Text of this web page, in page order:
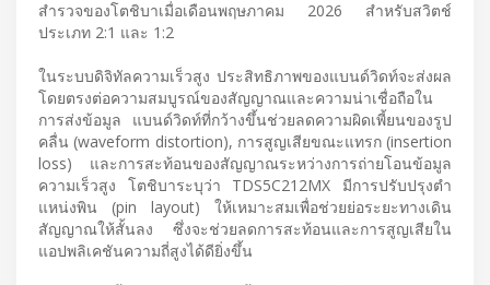
สำรวจของโตชิบาเมื่อเดือนพฤษภาคม 2026 สำหรับสวิตช์
ประเภท 2:1 และ 1:2
ในระบบดิจิทัลความเร็วสูง ประสิทธิภาพของแบนด์วิดท์จะส่งผล
โดยตรงต่อความสมบูรณ์ของสัญญาณและความน่าเชื่อถือใน
การส่งข้อมูล แบนด์วิดท์ที่กว้างขึ้นช่วยลดความผิดเพี้ยนของรูป
คลื่น (waveform distortion), การสูญเสียขณะแทรก (insertion
loss) และการสะท้อนของสัญญาณระหว่างการถ่ายโอนข้อมูล
ความเร็วสูง โตชิบาระบุว่า TDS5C212MX มีการปรับปรุงตำ
แหน่งพิน (pin layout) ให้เหมาะสมเพื่อช่วยย่อระยะทางเดิน
สัญญาณให้สั้นลง ซึ่งจะช่วยลดการสะท้อนและการสูญเสียใน
แอปพลิเคชันความถี่สูงได้ดียิ่งขึ้น